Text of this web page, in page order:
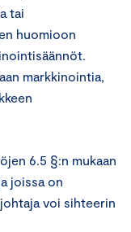
tai
huomioon
markkinointia,
6.5 §:n mukaan
joissa on
voi sihteerin